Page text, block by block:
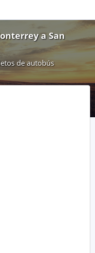
a San
de autobús